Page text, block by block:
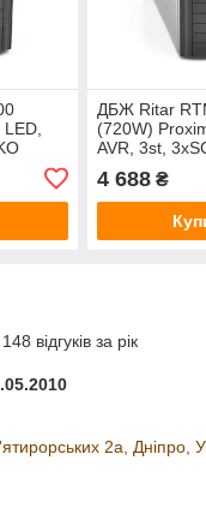
Q2
ДБЖ Ritar
(720W)
AVR, 3st,
socket,
Case
4 688₴
відгуків за рік
2а, Дніпро,